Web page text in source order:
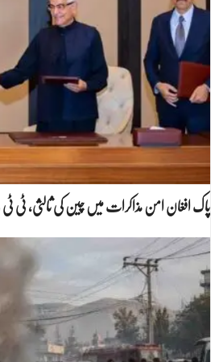
پاک افغان امن مذاکرات میں چین کی ثالثی، ٹی ٹی